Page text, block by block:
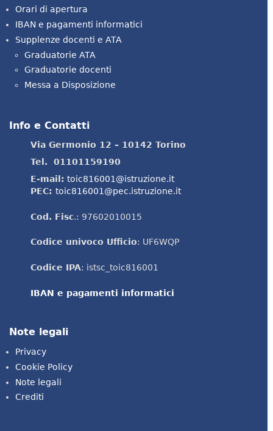
Orari di apertura
IBAN e pagamenti informatici
Supplenze docenti e ATA
Graduatorie ATA
Graduatorie docenti
Messa a Disposizione
Info e Contatti
Via Germonio 12 – 10142 Torino
Tel. 01101159190
E-mail: toic816001@istruzione.it
PEC: toic816001@pec.istruzione.it
Cod. Fisc.: 97602010015
Codice univoco Ufficio: UF6WQP
Codice IPA: istsc_toic816001
IBAN e pagamenti informatici
Note legali
Privacy
Cookie Policy
Note legali
Crediti